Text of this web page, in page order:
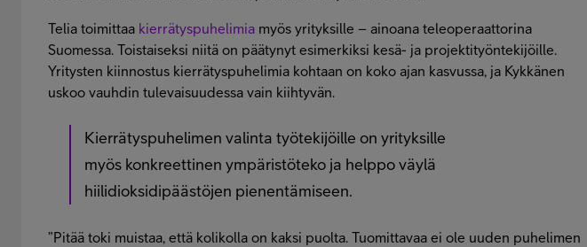
Telia toimittaa kierrätyspuhelimia myös yrityksille – ainoana teleoperaattorina
Suomessa. Toistaiseksi niitä on päätynyt esimerkiksi kesä- ja projektityöntekijöille.
Yritysten kiinnostus kierrätyspuhelimia kohtaan on koko ajan kasvussa, ja Kykkänen
uskoo vauhdin tulevaisuudessa vain kiihtyvän.
Kierrätyspuhelimen valinta työtekijöille on yrityksille
myös konkreettinen ympäristöteko ja helppo väylä
hiilidioksidipäästöjen pienentämiseen.
”Pitää toki muistaa, että kolikolla on kaksi puolta. Tuomittavaa ei ole uuden puhelimen